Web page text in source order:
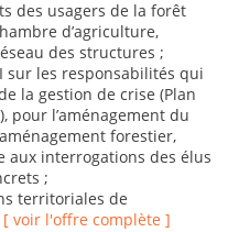
des usagers de la forêt
d’agriculture,
des structures ;
sur les responsabilités qui
la gestion de crise (Plan
pour l’aménagement du
forestier,
aux interrogations des élus
;
territoriales de
[ voir l'offre complète ]